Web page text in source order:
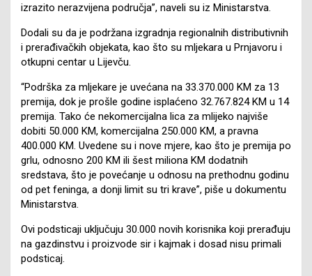
izrazito nerazvijena područja”, naveli su iz Ministarstva.
Dodali su da je podržana izgradnja regionalnih distributivnih
i prerađivačkih objekata, kao što su mljekara u Prnjavoru i
otkupni centar u Lijevču.
“Podrška za mljekare je uvećana na 33.370.000 KM za 13
premija, dok je prošle godine isplaćeno 32.767.824 KM u 14
premija. Tako će nekomercijalna lica za mlijeko najviše
dobiti 50.000 KM, komercijalna 250.000 KM, a pravna
400.000 KM. Uvedene su i nove mjere, kao što je premija po
grlu, odnosno 200 KM ili šest miliona KM dodatnih
sredstava, što je povećanje u odnosu na prethodnu godinu
od pet feninga, a donji limit su tri krave”, piše u dokumentu
Ministarstva.
Ovi podsticaji uključuju 30.000 novih korisnika koji prerađuju
na gazdinstvu i proizvode sir i kajmak i dosad nisu primali
podsticaj.